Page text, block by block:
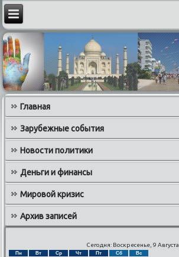
Главная
Зарубежные события
Новости политики
Деньги и финансы
Мировой кризис
Архив записей
Сегодня: Воскресенье, 9 Августа
Пн Вт Ср Чт Пт Сб Вс